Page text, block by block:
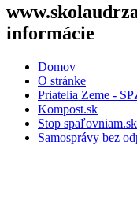
informácie
Domov
O stránke
Priatelia Zeme -
Kompost.sk
Stop spaľovniam.sk
Samosprávy bez